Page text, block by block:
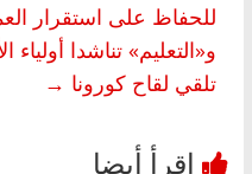
للحفاظ على استقرار
و«التعليم» تناشدا
تلقي لقاح كورونا →